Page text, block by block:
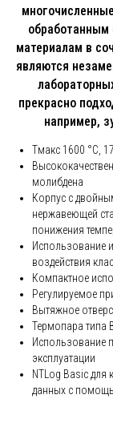
материалам в
являются
прекрасно
например,
Tмакс 1600 °C,
молибдена
Корпус с
нержавеющей
понижения
Использование
воздействия
Компактное
Регулируемое
Вытяжное
Термопара типа
Использование
эксплуатации
NTLog Basic для
данных с